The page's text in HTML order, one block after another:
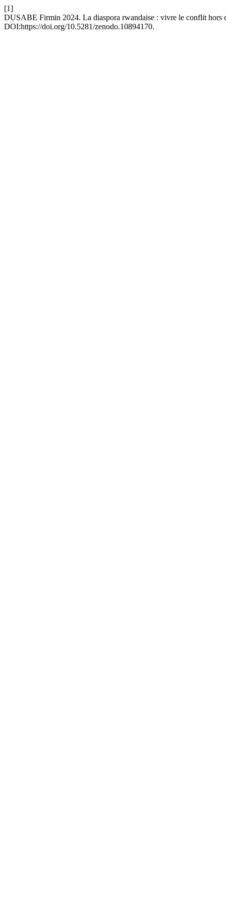
[1]
DUSABE Firmin 2024. La diaspora rwandaise : vivre le conflit hors
DOI:https://doi.org/10.5281/zenodo.10894170.